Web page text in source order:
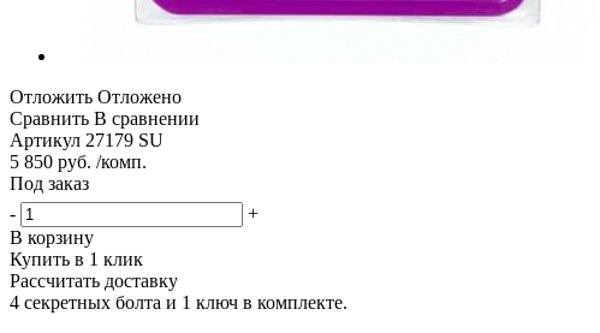
Отложить Отложено
Сравнить В сравнении
Артикул 27179 SU
5 850 руб. /комп.
Под заказ
-
+
В корзину
Купить в 1 клик
Рассчитать доставку
4 секретных болта и 1 ключ в комплекте.